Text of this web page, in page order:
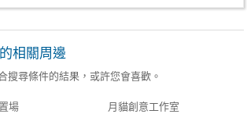
相關周邊
搜尋條件的結果，或許您會喜歡。
場 月貓創意工作室